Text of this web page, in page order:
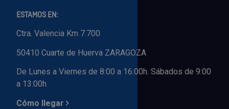
ESTAMOS EN:
Ctra. Valencia Km 7.700
50410 Cuarte de Huerva ZARAGOZA
De Lunes a Viernes de 8:00 a 16:00h. Sábados de 9:00
a 13:00h
Cómo llegar